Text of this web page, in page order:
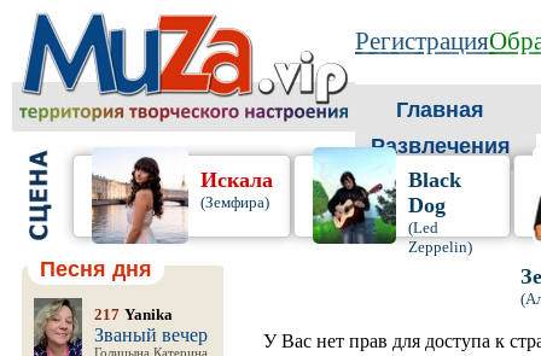
Регистрация
Главная
Развлечения
Искала
(Земфира)
Black
Dog
(Led
Zeppelin)
Песня дня
217 Yanika
Званый вечер
Голицына Катерина
У Вас нет прав для доступа к